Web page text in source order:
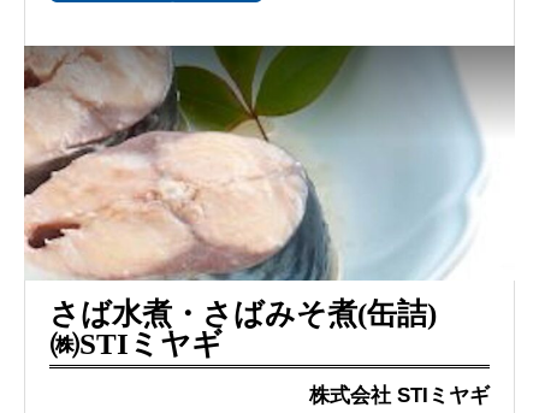
さば水煮・さばみそ煮(缶詰)
㈱STIミヤギ
株式会社 STIミヤギ